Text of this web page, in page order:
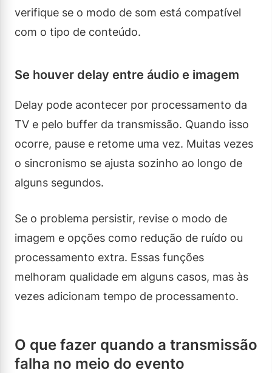
verifique se o modo de som está compatível
com o tipo de conteúdo.
Se houver delay entre áudio e imagem
Delay pode acontecer por processamento da
TV e pelo buffer da transmissão. Quando isso
ocorre, pause e retome uma vez. Muitas vezes
o sincronismo se ajusta sozinho ao longo de
alguns segundos.
Se o problema persistir, revise o modo de
imagem e opções como redução de ruído ou
processamento extra. Essas funções
melhoram qualidade em alguns casos, mas às
vezes adicionam tempo de processamento.
O que fazer quando a transmissão
falha no meio do evento